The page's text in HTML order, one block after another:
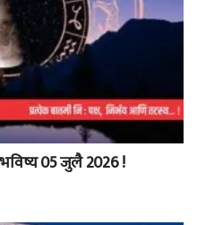
05 जुलै 2026 !